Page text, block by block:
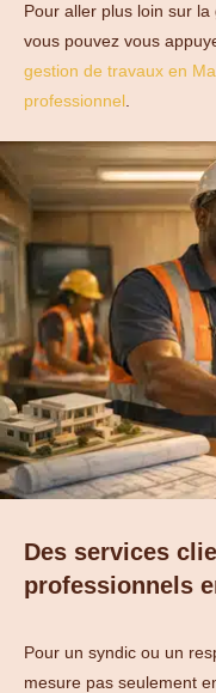
Pour aller plus loin sur
vous pouvez vous
gestion de travaux en
professionnel.
Des services
professionnels
Pour un syndic ou un
mesure pas seulement